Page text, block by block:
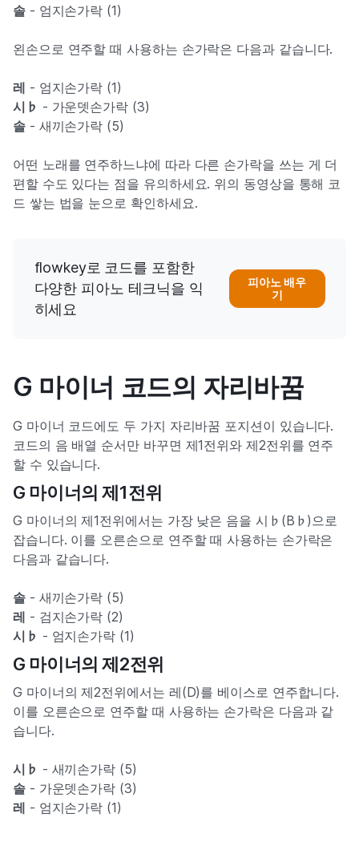
솔- 엄지손가락 (1)
왼손으로 연주할 때 사용하는 손가락은 다음과 같습니다.
레 - 엄지손가락 (1)
시♭ - 가운뎃손가락 (3)
솔- 새끼손가락 (5)
어떤 노래를 연주하느냐에 따라 다른 손가락을 쓰는 게 더
편할 수도 있다는 점을 유의하세요. 위의 동영상을 통해 코
드 쌓는 법을 눈으로 확인하세요.
flowkey로 코드를 포함한
다양한 피아노 테크닉을 익
히세요
피아노 배우
기
G 마이너 코드의 자리바꿈
G 마이너 코드에도 두 가지 자리바꿈 포지션이 있습니다.
코드의 음 배열 순서만 바꾸면 제1전위와 제2전위를 연주
할 수 있습니다.
G 마이너의 제1전위
G 마이너의 제1전위에서는 가장 낮은 음을 시♭(B♭)으로
잡습니다. 이를 오른손으로 연주할 때 사용하는 손가락은
다음과 같습니다.
솔- 새끼손가락 (5)
레 - 검지손가락 (2)
시♭ - 엄지손가락 (1)
G 마이너의 제2전위
G 마이너의 제2전위에서는 레(D)를 베이스로 연주합니다.
이를 오른손으로 연주할 때 사용하는 손가락은 다음과 같
습니다.
시♭ - 새끼손가락 (5)
솔- 가운뎃손가락 (3)
레 - 엄지손가락 (1)